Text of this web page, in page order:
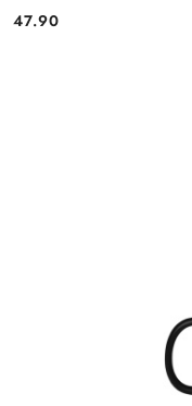
Cena:
47.90